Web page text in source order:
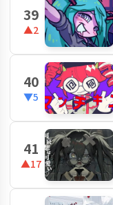
39
▲2
40
▼5
41
▲17